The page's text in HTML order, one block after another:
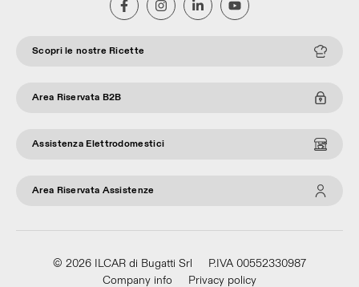
Scopri le nostre Ricette
Area Riservata B2B
Assistenza Elettrodomestici
Area Riservata Assistenze
© 2026 ILCAR di Bugatti Srl
P.IVA 00552330987
Company info
Privacy policy